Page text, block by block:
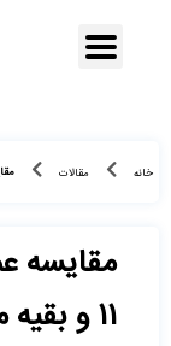
خانه مقالات
۱۱ و بقیه مدل های آیفون‌